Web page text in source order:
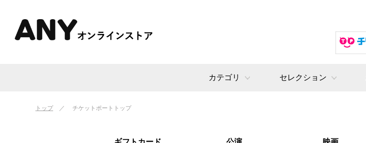
カテゴリ セレクション
トップ チケットポートトップ